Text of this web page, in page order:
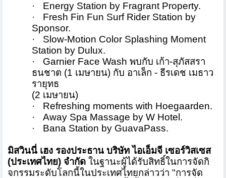
·
Energy Station by Fragrant Property.
·
Fresh Fin Fun Surf Rider Station by
Sponsor.
·
Slow-Motion Color Splashing Moment
Station by Dulux.
·
Garnier Face Wash พบกับ เก้า-สุภัสสรา
ธนชาต (1 เมษายน) กับ อาเล็ก - ธีรเดช เมธาว
รายุทธ
(2 เมษายน)
·
Refreshing moments with Hoegaarden.
·
Away Spa Massage by W Hotel.
·
Bana Station by GuavaPass.
มิสวินนี่ เฮง รองประธาน บริษัท ไอเอ็มจี เซอร์วิสเซส
(ประเทศไทย) จำกัด ในฐานะผู้ได้รับสิทธิ์ในการจัดกิ
จกรรมระดับโลกนี้ในประเทศไทยกล่าวว่า "การจัด